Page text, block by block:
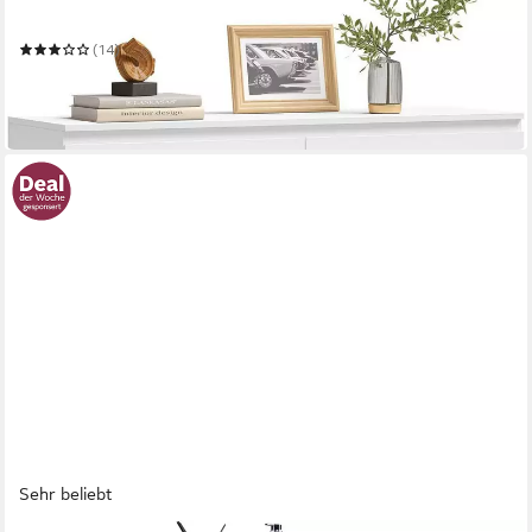
(14)
UVP149,99 €
in 3-4 Werktagen bei dir
Sehr beliebt